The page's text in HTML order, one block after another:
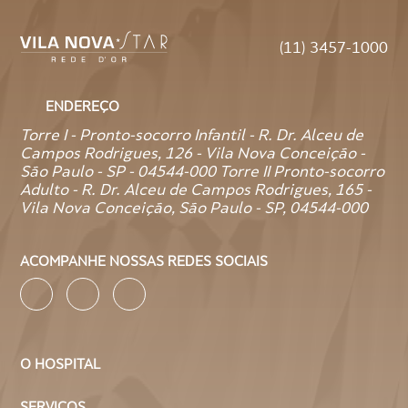
Quando o exame mostra ureia alta na urina, isso pode
indicar que o corpo está produzindo muita ureia ou que os
As principais causas de ureia alta na urina são:
Dieta rica em proteínas;
Desidratação (pouca ingestão de líquidos);
Uso de medicamentos corticoides ou diuréticos;
Febre, sepse, trauma, queimaduras, pós-operatório ou
Diabetes mellitus descompensado;
Insuficiência renal ou alterações na função dos rins.
perda de líquido ou resposta a uma doença recente.
O resultado deve ser avaliado pelo médico, que pode
(11) 3457-1000
ENDEREÇO
Torre I - Pronto-socorro Infantil - R. Dr. Alceu de
Campos Rodrigues, 126 - Vila Nova Conceição -
São Paulo - SP - 04544-000 Torre II Pronto-socorro
Adulto - R. Dr. Alceu de Campos Rodrigues, 165 -
Vila Nova Conceição, São Paulo - SP, 04544-000
ACOMPANHE NOSSAS REDES SOCIAIS
O HOSPITAL